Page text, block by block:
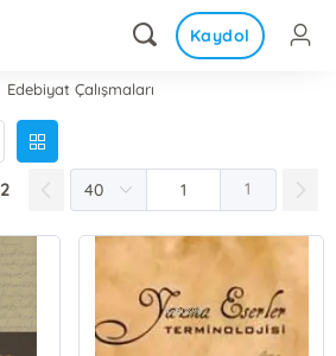
Kaydol
Edebiyat Çalışmaları
2 1